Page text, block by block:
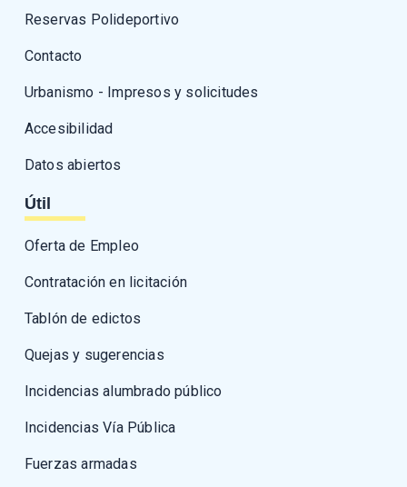
Reservas Polideportivo
Contacto
Urbanismo - Impresos y solicitudes
Accesibilidad
Datos abiertos
Útil
Oferta de Empleo
Contratación en licitación
Tablón de edictos
Quejas y sugerencias
Incidencias alumbrado público
Incidencias Vía Pública
Fuerzas armadas